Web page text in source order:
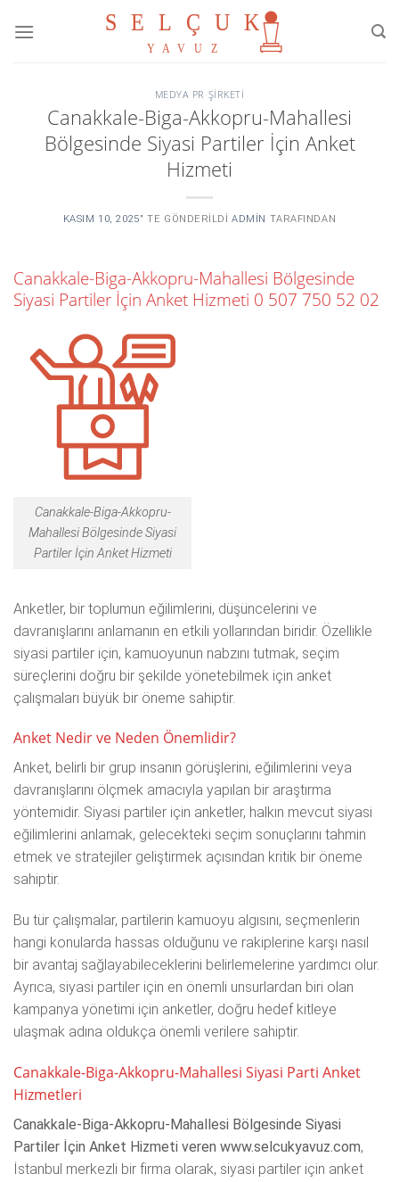
MEDYA PR ŞIRKETI
Canakkale-Biga-Akkopru-Mahallesi
Bölgesinde Siyasi Partiler İçin Anket
Hizmeti
KASIM 10, 2025’' TE GÖNDERILDI ADMIN TARAFINDAN
Canakkale-Biga-Akkopru-Mahallesi Bölgesinde
Siyasi Partiler İçin Anket Hizmeti 0 507 750 52 02
Canakkale-Biga-Akkopru-
Mahallesi Bölgesinde Siyasi
Partiler İçin Anket Hizmeti
Anketler, bir toplumun eğilimlerini, düşüncelerini ve
davranışlarını anlamanın en etkili yollarından biridir. Özellikle
siyasi partiler için, kamuoyunun nabzını tutmak, seçim
süreçlerini doğru bir şekilde yönetebilmek için anket
çalışmaları büyük bir öneme sahiptir.
Anket Nedir ve Neden Önemlidir?
Anket, belirli bir grup insanın görüşlerini, eğilimlerini veya
davranışlarını ölçmek amacıyla yapılan bir araştırma
yöntemidir. Siyasi partiler için anketler, halkın mevcut siyasi
eğilimlerini anlamak, gelecekteki seçim sonuçlarını tahmin
etmek ve stratejiler geliştirmek açısından kritik bir öneme
sahiptir.
Bu tür çalışmalar, partilerin kamuoyu algısını, seçmenlerin
hangi konularda hassas olduğunu ve rakiplerine karşı nasıl
bir avantaj sağlayabileceklerini belirlemelerine yardımcı olur.
Ayrıca, siyasi partiler için en önemli unsurlardan biri olan
kampanya yönetimi için anketler, doğru hedef kitleye
ulaşmak adına oldukça önemli verilere sahiptir.
Canakkale-Biga-Akkopru-Mahallesi Siyasi Parti Anket
Hizmetleri
Canakkale-Biga-Akkopru-Mahallesi Bölgesinde Siyasi
Partiler İçin Anket Hizmeti veren www.selcukyavuz.com,
İstanbul merkezli bir firma olarak, siyasi partiler için anket